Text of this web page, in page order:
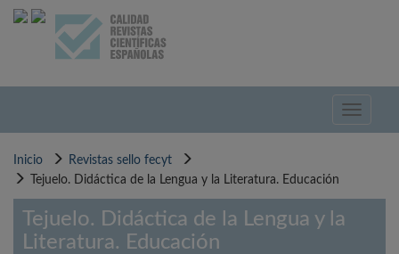
Pasar
Toggle
Inicio
Revistas sello fecyt
Tejuelo. Didáctica de la Lengua y la Literatura. Educación
Tejuelo. Didáctica de la Lengua y la
Literatura. Educación